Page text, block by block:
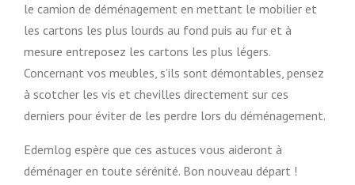
le camion de déménagement en mettant le mobilier et
les cartons les plus lourds au fond puis au fur et à
mesure entreposez les cartons les plus légers.
Concernant vos meubles, s’ils sont démontables, pensez
à scotcher les vis et chevilles directement sur ces
derniers pour éviter de les perdre lors du déménagement.
Edemlog espère que ces astuces vous aideront à
déménager en toute sérénité. Bon nouveau départ !